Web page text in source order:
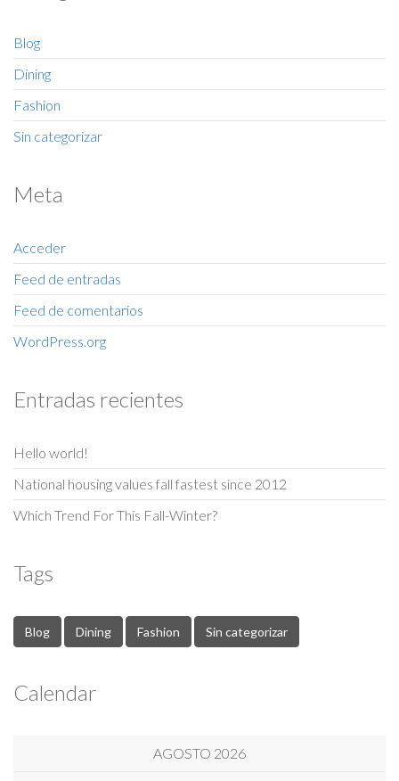
Blog
Dining
Fashion
Sin categorizar
Meta
Acceder
Feed de entradas
Feed de comentarios
WordPress.org
Entradas recientes
Hello world!
National housing values fall fastest since 2012
Which Trend For This Fall-Winter?
Tags
Blog Dining Fashion Sin categorizar
Calendar
AGOSTO 2026